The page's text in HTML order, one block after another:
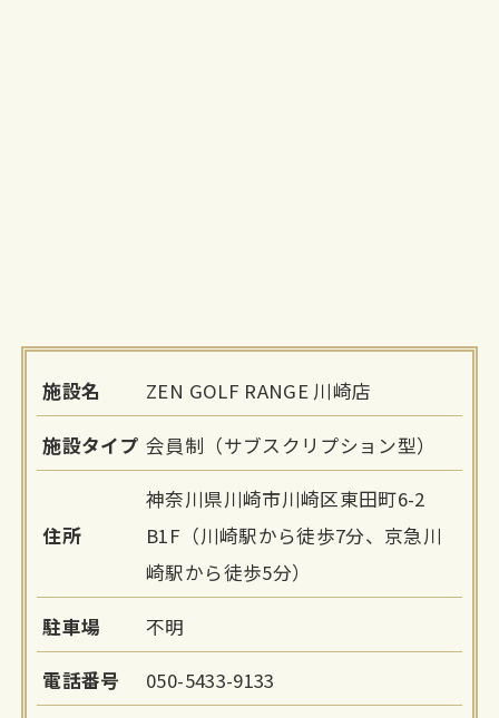
施設名 ZEN GOLF RANGE 川崎店
施設タイプ 会員制（サブスクリプション型）
住所
神奈川県川崎市川崎区東田町6-2
B1F（川崎駅から徒歩7分、京急川
崎駅から徒歩5分）
駐車場 不明
電話番号 050-5433-9133